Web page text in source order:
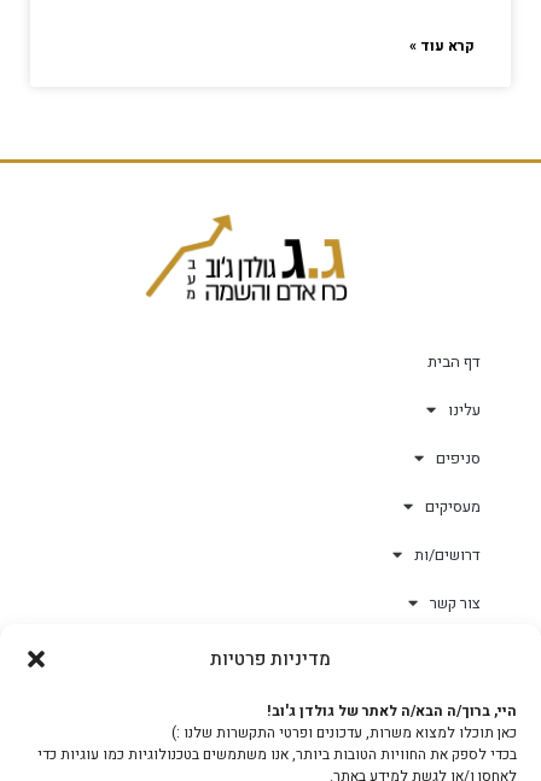
מדיניות פרטיות
היי, ברוך/ה הבא/ה לאתר של גולדן ג'וב!
כאן תוכלו למצוא משרות, עדכונים ופרטי התקשרות שלנו :)
בכדי לספק את החוויות הטובות ביותר, אנו משתמשים בטכנולוגיות כמו עוגיות כדי
לאחסן ו/או לגשת למידע באתר.
קרא עוד »
דף הבית
עלינו
סניפים
מעסיקים
דרושים/ות
צור קשר
צוות